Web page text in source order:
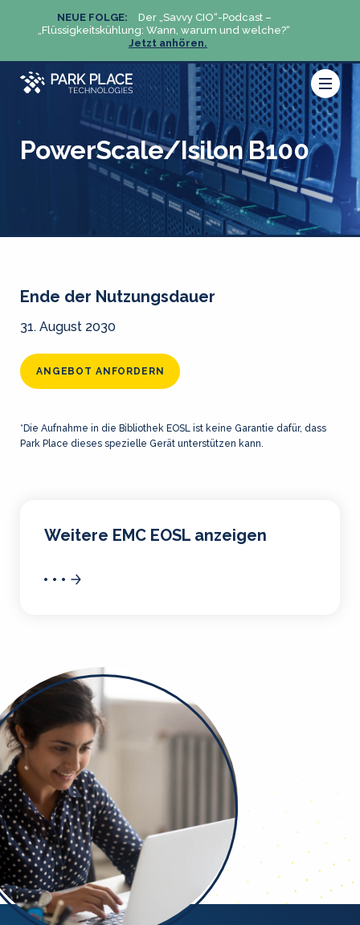
NEUE FOLGE:
Der „Savvy CIO“-Podcast –
„Flüssigkeitskühlung: Wann, warum und welche?“
Jetzt anhören.
PowerScale/Isilon B100
Ende der Nutzungsdauer
31. August 2030
ANGEBOT ANFORDERN
*Die Aufnahme in die Bibliothek EOSL ist keine Garantie dafür, dass
Park Place dieses spezielle Gerät unterstützen kann.
Weitere EMC EOSL anzeigen